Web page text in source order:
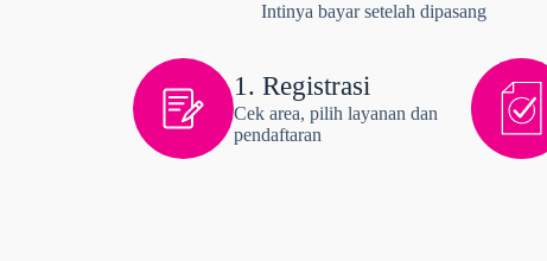
Intinya bayar setelah dipasang
1. Registrasi
Cek area, pilih layanan dan
pendaftaran